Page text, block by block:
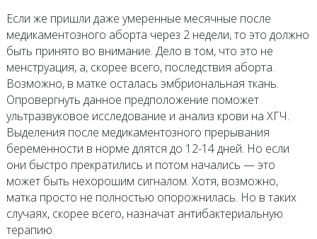
Если же пришли даже умеренные месячные после
медикаментозного аборта через 2 недели, то это должно
быть принято во внимание. Дело в том, что это не
менструация, а, скорее всего, последствия аборта.
Возможно, в матке осталась эмбриональная ткань.
Опровергнуть данное предположение поможет
ультразвуковое исследование и анализ крови на ХГЧ.
Выделения после медикаментозного прерывания
беременности в норме длятся до 12-14 дней. Но если
они быстро прекратились и потом начались — это
может быть нехорошим сигналом. Хотя, возможно,
матка просто не полностью опорожнилась. Но в таких
случаях, скорее всего, назначат антибактериальную
терапию.